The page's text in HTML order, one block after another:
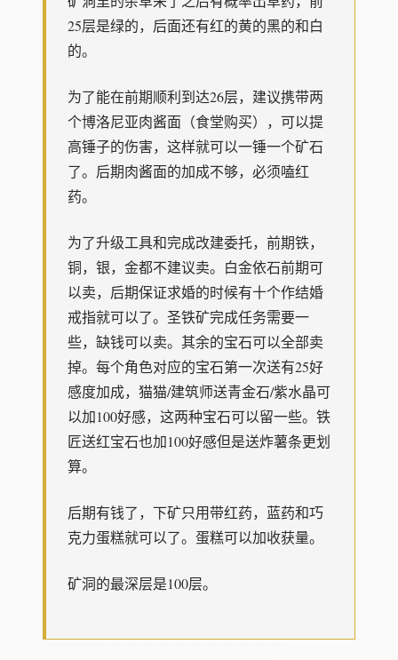
25层是绿的，后面还有红的黄的黑的和白
的。
为了能在前期顺利到达26层，建议携带两
个博洛尼亚肉酱面（食堂购买），可以提
高锤子的伤害，这样就可以一锤一个矿石
了。后期肉酱面的加成不够，必须嗑红
药。
为了升级工具和完成改建委托，前期铁，
铜，银，金都不建议卖。白金依石前期可
以卖，后期保证求婚的时候有十个作结婚
戒指就可以了。圣铁矿完成任务需要一
些，缺钱可以卖。其余的宝石可以全部卖
掉。每个角色对应的宝石第一次送有25好
感度加成，猫猫/建筑师送青金石/紫水晶可
以加100好感，这两种宝石可以留一些。铁
匠送红宝石也加100好感但是送炸薯条更划
算。
后期有钱了，下矿只用带红药，蓝药和巧
克力蛋糕就可以了。蛋糕可以加收获量。
矿洞的最深层是100层。